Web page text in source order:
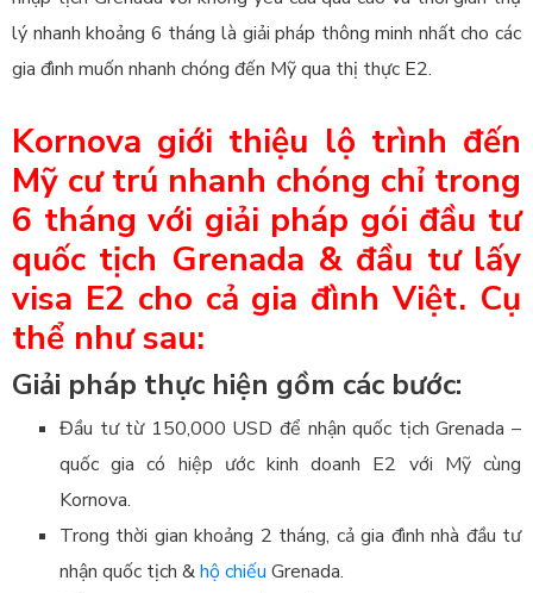
lý nhanh khoảng 6 tháng là giải pháp thông minh nhất cho các
gia đình muốn nhanh chóng đến Mỹ qua thị thực E2.
Kornova giới thiệu lộ trình đến
Mỹ cư trú nhanh chóng chỉ trong
6 tháng với giải pháp gói đầu tư
quốc tịch Grenada & đầu tư lấy
visa E2 cho cả gia đình Việt. Cụ
thể như sau:
Giải pháp thực hiện gồm các bước:
Đầu tư từ 150,000 USD để nhận quốc tịch Grenada –
quốc gia có hiệp ước kinh doanh E2 với Mỹ cùng
Kornova.
Trong thời gian khoảng 2 tháng, cả gia đình nhà đầu tư
nhận quốc tịch &hộ chiếu Grenada.